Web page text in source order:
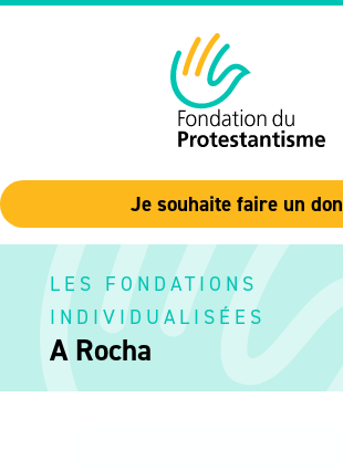
Je souhaite faire un don
LES FONDATIONS
INDIVIDUALISÉES
A Rocha